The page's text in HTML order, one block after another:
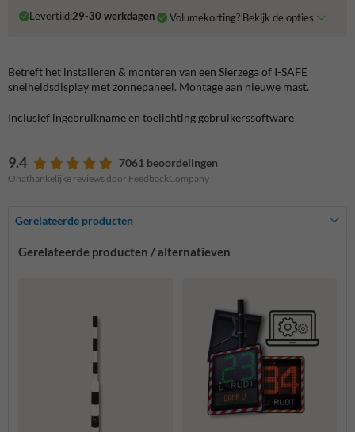
Levertijd:29-30 werkdagen Volumekorting? Bekijk de opties
Betreft het installeren & monteren van een Sierzega of I-SAFE
snelheidsdisplay met zonnepaneel. Montage aan nieuwe mast.
Inclusief ingebruikname en toelichting gebruikerssoftware
9.4 7061 beoordelingen
Onafhankelijke reviews door FeedbackCompany
Gerelateerde producten
Gerelateerde producten / alternatieven